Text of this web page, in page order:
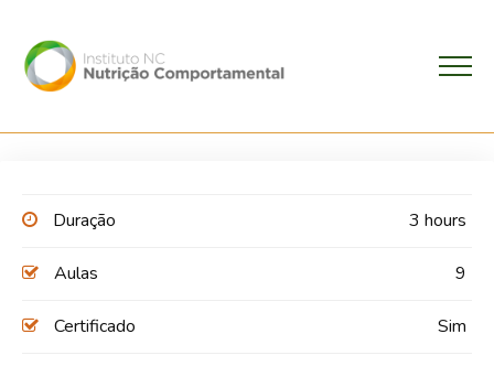
Duração 3 hours
Aulas 9
Certificado Sim